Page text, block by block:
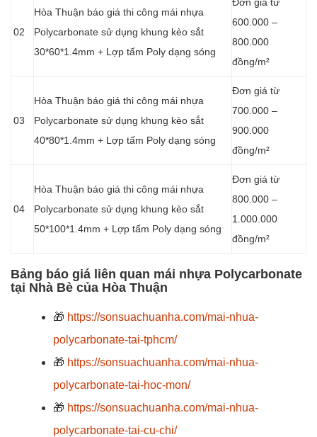
02
Hòa Thuận báo giá thi công mái nhựa
Polycarbonate sử dụng khung kèo sắt
30*60*1.4mm + Lợp tấm Poly dạng sóng
600.000 –
800.000
đồng/m²
03
Hòa Thuận báo giá thi công mái nhựa
Polycarbonate sử dụng khung kèo sắt
40*80*1.4mm + Lợp tấm Poly dạng sóng
Đơn giá từ
700.000 –
900.000
đồng/m²
04
Hòa Thuận báo giá thi công mái nhựa
Polycarbonate sử dụng khung kèo sắt
50*100*1.4mm + Lợp tấm Poly dạng sóng
Đơn giá từ
800.000 –
1.000.000
đồng/m²
Bảng báo giá liên quan mái nhựa Polycarbonate
tại Nhà Bè của Hòa Thuận
🎁 https://sonsuachuanha.com/mai-nhua-
polycarbonate-tai-tphcm/
🎁 https://sonsuachuanha.com/mai-nhua-
polycarbonate-tai-hoc-mon/
🎁 https://sonsuachuanha.com/mai-nhua-
polycarbonate-tai-cu-chi/